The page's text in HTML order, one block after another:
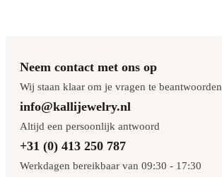
Neem contact met ons op
Wij staan klaar om je vragen te beantwoorden
info@kallijewelry.nl
Altijd een persoonlijk antwoord
+31 (0) 413 250 787
Werkdagen bereikbaar van 09:30 - 17:30